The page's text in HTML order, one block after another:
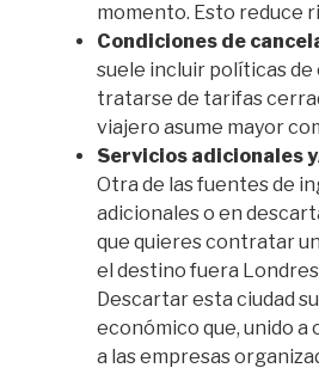
momento. Esto reduce
Condiciones de
suele incluir políticas de
tratarse de tarifas
viajero asume mayor
Servicios adicionales
Otra de las fuentes de
adicionales o en
que quieres contratar un
el destino fuera
Descartar esta ciudad
económico que, unido
a las empresas